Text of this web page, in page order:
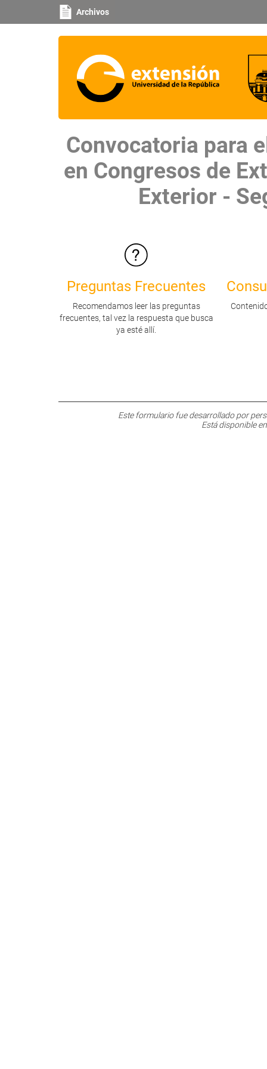
Archivos
Convocatoria para
en Congresos de
Exterior -
Preguntas Frecuentes
Recomendamos leer las preguntas
frecuentes, tal vez la respuesta que busca
ya esté allí.
Este formulario fue desarrollado por
Está disponible